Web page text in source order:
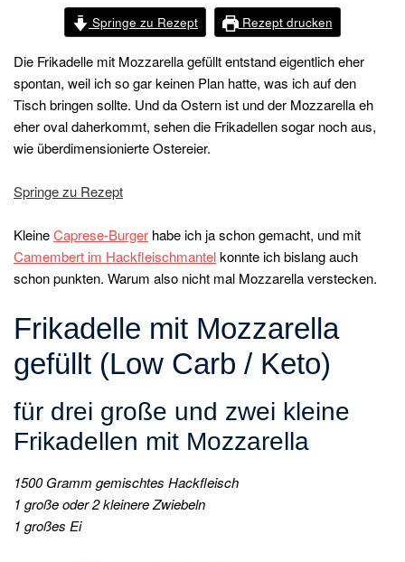
Springe zu Rezept Rezept drucken
Die Frikadelle mit Mozzarella gefüllt entstand eigentlich eher
spontan, weil ich so gar keinen Plan hatte, was ich auf den
Tisch bringen sollte. Und da Ostern ist und der Mozzarella eh
eher oval daherkommt, sehen die Frikadellen sogar noch aus,
wie überdimensionierte Ostereier.
Springe zu Rezept
KleineCaprese-Burger habe ich ja schon gemacht, und mit
Camembert im Hackfleischmantelkonnte ich bislang auch
schon punkten. Warum also nicht mal Mozzarella verstecken.
Frikadelle mit Mozzarella
gefüllt (Low Carb / Keto)
für drei große und zwei kleine
Frikadellen mit Mozzarella
1500 Gramm gemischtes Hackfleisch
1 große oder 2 kleinere Zwiebeln
1 großes Ei